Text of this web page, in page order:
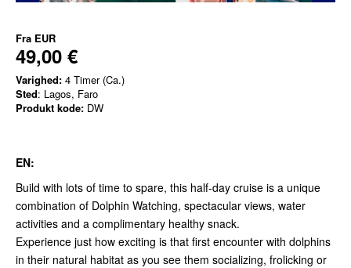
Fra EUR
49,00 €
Varighed: 4 Timer (Ca.)
Sted: Lagos, Faro
Produkt kode: DW
EN:
Build with lots of time to spare, this half-day cruise is a unique
combination of Dolphin Watching, spectacular views, water
activities and a complimentary healthy snack.
Experience just how exciting is that first encounter with dolphins
in their natural habitat as you see them socializing, frolicking or